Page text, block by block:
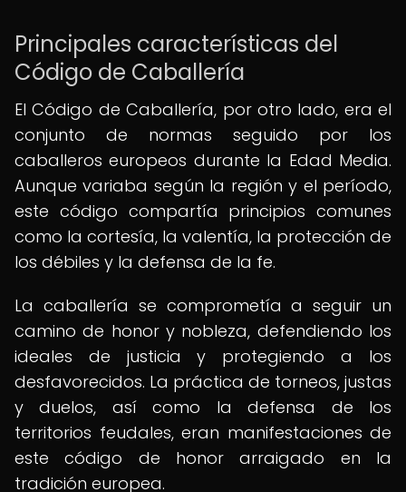
Principales características del
Código de Caballería
El Código de Caballería, por otro lado, era el
conjunto de normas seguido por los
caballeros europeos durante la Edad Media.
Aunque variaba según la región y el período,
este código compartía principios comunes
como la cortesía, la valentía, la protección de
los débiles y la defensa de la fe.
La caballería se comprometía a seguir un
camino de honor y nobleza, defendiendo los
ideales de justicia y protegiendo a los
desfavorecidos. La práctica de torneos, justas
y duelos, así como la defensa de los
territorios feudales, eran manifestaciones de
este código de honor arraigado en la
tradición europea.